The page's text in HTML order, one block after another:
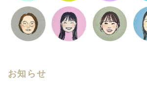
お知らせ